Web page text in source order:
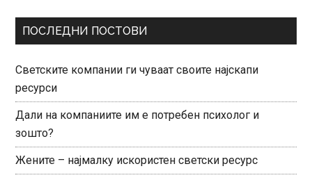
ПОСЛЕДНИ ПОСТОВИ
Светските компании ги чуваат своите најскапи
ресурси
Дали на компаниите им е потребен психолог и
зошто?
Жените – најмалку искористен светски ресурс